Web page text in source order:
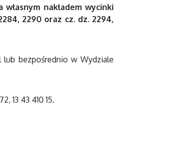
nakładem wycinki
2290 oraz cz. dz. 2294,
lub bezpośrednio w Wydziale
13 43 410 15.